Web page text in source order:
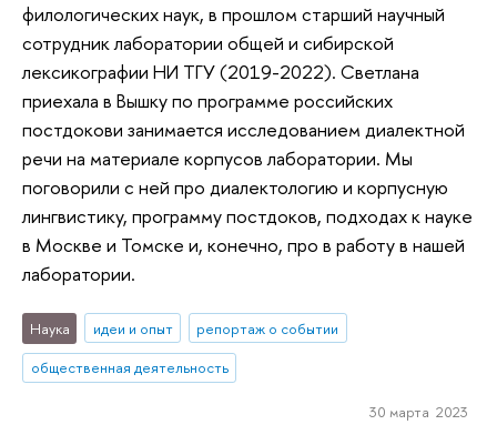
филологических наук, в прошлом старший научный
сотрудник лаборатории общей и сибирской
лексикографии НИ ТГУ (2019-2022). Светлана
приехала в Вышку по программе российских
постдокови занимается исследованием диалектной
речи на материале корпусов лаборатории. Мы
поговорили с ней про диалектологию и корпусную
лингвистику, программу постдоков, подходах к науке
в Москве и Томске и, конечно, про в работу в нашей
лаборатории.
Наука идеи и опыт
репортаж о событии
общественная деятельность
30 марта 2023